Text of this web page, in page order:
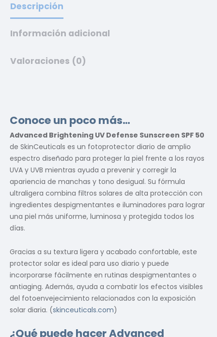
Descripción
Información adicional
Valoraciones (0)
Conoce un poco más…
Advanced Brightening UV Defense Sunscreen SPF 50
de SkinCeuticals es un fotoprotector diario de amplio
espectro diseñado para proteger la piel frente a los rayos
UVA y UVB mientras ayuda a prevenir y corregir la
apariencia de manchas y tono desigual. Su fórmula
ultraligera combina filtros solares de alta protección con
ingredientes despigmentantes e iluminadores para lograr
una piel más uniforme, luminosa y protegida todos los
días.
Gracias a su textura ligera y acabado confortable, este
protector solar es ideal para uso diario y puede
incorporarse fácilmente en rutinas despigmentantes o
antiaging. Además, ayuda a combatir los efectos visibles
del fotoenvejecimiento relacionados con la exposición
solar diaria. (skinceuticals.com)
¿Qué puede hacer Advanced